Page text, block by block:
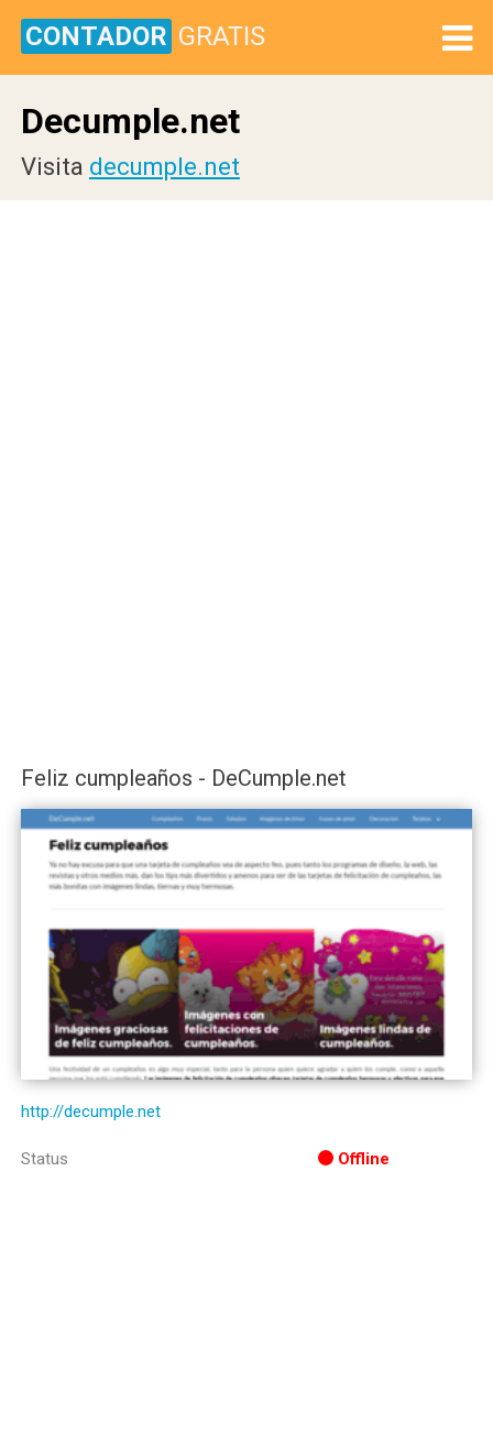
CONTADOR GRATIS
Decumple.net
Visita decumple.net
Feliz cumpleaños - DeCumple.net
http://decumple.net
Status Offline